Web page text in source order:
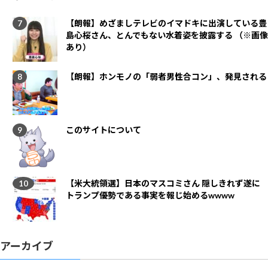
【朗報】めざましテレビのイマドキに出演している豊
島心桜さん、とんでもない水着姿を披露する （※画像
あり）
【朗報】ホンモノの「弱者男性合コン」、発見される
このサイトについて
【米大統領選】日本のマスコミさん 隠しきれず遂に
トランプ優勢である事実を報じ始めるwwww
アーカイブ